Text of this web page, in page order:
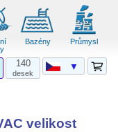
Bazény Průmysl
140
desek
velikost
▼